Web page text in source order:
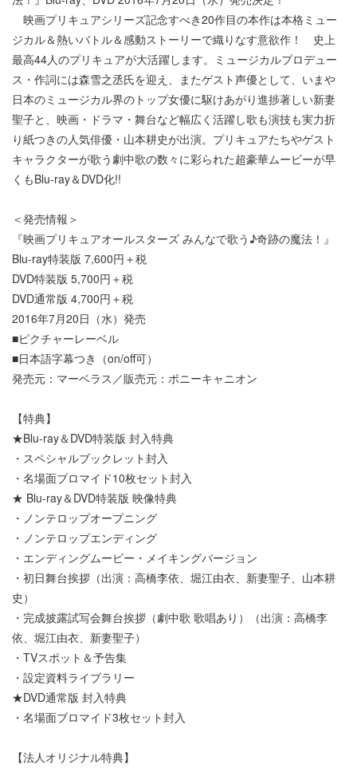
映画プリキュアシリーズ記念すべき20作目の本作は本格ミュー
ジカル＆熱いバトル＆感動ストーリーで織りなす意欲作！ 史上
最高44人のプリキュアが大活躍します。ミュージカルプロデュー
ス・作詞には森雪之丞氏を迎え、またゲスト声優として、いまや
日本のミュージカル界のトップ女優に駆けあがり進捗著しい新妻
聖子と、映画・ドラマ・舞台など幅広く活躍し歌も演技も実力折
り紙つきの人気俳優・山本耕史が出演。プリキュアたちやゲスト
キャラクターが歌う劇中歌の数々に彩られた超豪華ムービーが早
くもBlu-ray＆DVD化!!
＜発売情報＞
『映画プリキュアオールスターズ みんなで歌う♪奇跡の魔法！』
Blu-ray特装版 7,600円＋税
DVD特装版 5,700円＋税
DVD通常版 4,700円＋税
2016年7月20日（水）発売
■ピクチャーレーベル
■日本語字幕つき（on/off可）
発売元：マーベラス／販売元：ポニーキャニオン
【特典】
★Blu-ray＆DVD特装版 封入特典
・スペシャルブックレット封入
・名場面ブロマイド10枚セット封入
★ Blu-ray＆DVD特装版 映像特典
・ノンテロップオープニング
・ノンテロップエンディング
・エンディングムービー・メイキングバージョン
・初日舞台挨拶（出演：高橋李依、堀江由衣、新妻聖子、山本耕
史）
・完成披露試写会舞台挨拶（劇中歌 歌唱あり）（出演：高橋李
依、堀江由衣、新妻聖子）
・TVスポット＆予告集
・設定資料ライブラリー
★DVD通常版 封入特典
・名場面ブロマイド3枚セット封入
【法人オリジナル特典】